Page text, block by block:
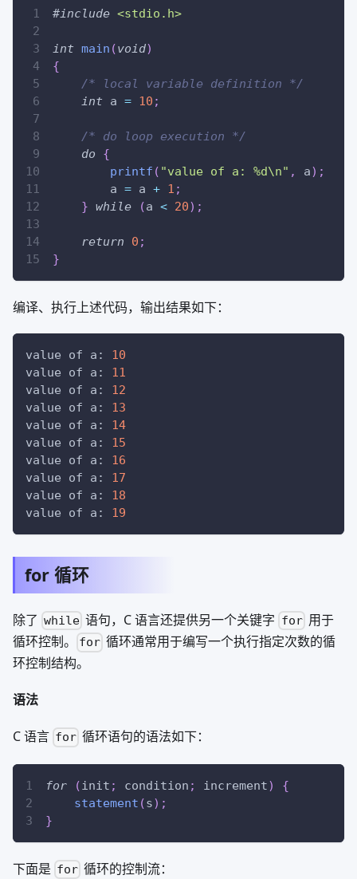
#include <stdio.h>
int main (void)
{
/* local variable definition */
int a = 10 ;
/* do loop execution */
do
{
printf ( "value of a: %d\n" , a) ;
        a
= a + 1 ;
} while (a < 20) ;
return 0 ;
}
编译、执行上述代码，输出结果如下：
value of a: 10
value of a: 11
value of a: 12
value of a: 13
value of a: 14
value of a: 15
value of a: 16
value of a: 17
value of a: 18
value of a: 19
for 循环
除了 while 语句，C 语言还提供另一个关键字 for 用于
循环控制。
for 循环通常用于编写一个执行指定次数的循
环控制结构。
语法
C 语言 for 循环语句的语法如下：
for (init ; condition ; increment)
{
statement (s) ;
}
下面是 for 循环的控制流：